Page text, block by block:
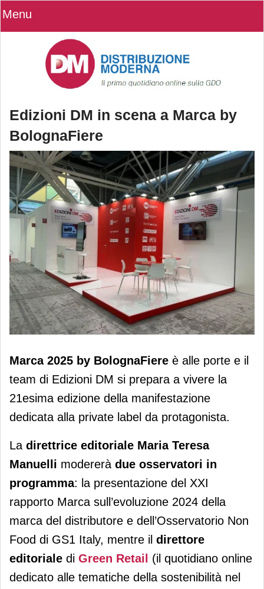
Menu
Edizioni DM in scena a Marca by
BolognaFiere
Edizioni DM in scena a Marca by
BolognaFiere
Marca 2025 by BolognaFiere è alle porte e il
team di Edizioni DM si prepara a vivere la
21esima edizione della manifestazione
dedicata alla private label da protagonista.
La direttrice editoriale Maria Teresa
Manuelli modererà due osservatori in
programma: la presentazione del XXI
rapporto Marca sull’evoluzione 2024 della
marca del distributore e dell’Osservatorio Non
Food di GS1 Italy, mentre il direttore
editoriale di Green Retail
(il quotidiano online
dedicato alle tematiche della sostenibilità nel